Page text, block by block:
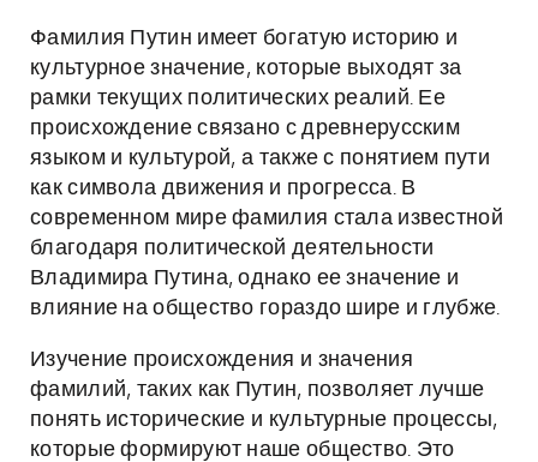
Фамилия Путин имеет богатую историю и
культурное значение, которые выходят за
рамки текущих политических реалий. Ее
происхождение связано с древнерусским
языком и культурой, а также с понятием пути
как символа движения и прогресса. В
современном мире фамилия стала известной
благодаря политической деятельности
Владимира Путина, однако ее значение и
влияние на общество гораздо шире и глубже.
Изучение происхождения и значения
фамилий, таких как Путин, позволяет лучше
понять исторические и культурные процессы,
которые формируют наше общество. Это